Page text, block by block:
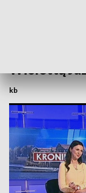
Wiolettą
kb